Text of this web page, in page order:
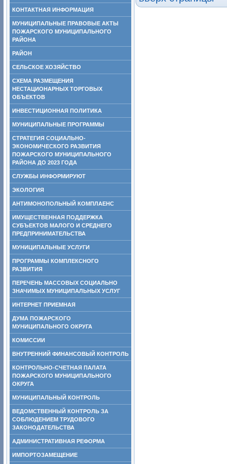
КОНТАКТНАЯ ИНФОРМАЦИЯ
МУНИЦИПАЛЬНЫЕ ПРАВОВЫЕ АКТЫ
ПОЖАРСКОГО МУНИЦИПАЛЬНОГО
РАЙОНА
РАЙОН
СЕЛЬСКОЕ ХОЗЯЙСТВО
СХЕМА РАЗМЕЩЕНИЯ
НЕСТАЦИОНАРНЫХ ТОРГОВЫХ
ОБЪЕКТОВ
ИНВЕСТИЦИОННАЯ ПОЛИТИКА
МУНИЦИПАЛЬНЫЕ ПРОГРАММЫ
СТРАТЕГИЯ СОЦИАЛЬНО-
ЭКОНОМИЧЕСКОГО РАЗВИТИЯ
ПОЖАРСКОГО МУНИЦИПАЛЬНОГО
РАЙОНА ДО 2023 ГОДА
СЛУЖБЫ ИНФОРМИРУЮТ
ЭКОЛОГИЯ
АНТИМОНОПОЛЬНЫЙ КОМПЛАЕНС
ИМУЩЕСТВЕННАЯ ПОДДЕРЖКА
СУБЪЕКТОВ МАЛОГО И СРЕДНЕГО
ПРЕДПРИНИМАТЕЛЬСТВА
МУНИЦИПАЛЬНЫЕ УСЛУГИ
ПРОГРАММЫ КОМПЛЕКСНОГО
РАЗВИТИЯ
ПЕРЕЧЕНЬ МАССОВЫХ СОЦИАЛЬНО
ЗНАЧИМЫХ МУНИЦИПАЛЬНЫХ УСЛУГ
ИНТЕРНЕТ ПРИЕМНАЯ
ДУМА ПОЖАРСКОГО
МУНИЦИПАЛЬНОГО ОКРУГА
КОМИССИИ
ВНУТРЕННИЙ ФИНАНСОВЫЙ КОНТРОЛЬ
КОНТРОЛЬНО-СЧЕТНАЯ ПАЛАТА
ПОЖАРСКОГО МУНИЦИПАЛЬНОГО
ОКРУГА
МУНИЦИПАЛЬНЫЙ КОНТРОЛЬ
ВЕДОМСТВЕННЫЙ КОНТРОЛЬ ЗА
СОБЛЮДЕНИЕМ ТРУДОВОГО
ЗАКОНОДАТЕЛЬСТВА
АДМИНИСТРАТИВНАЯ РЕФОРМА
ИМПОРТОЗАМЕЩЕНИЕ